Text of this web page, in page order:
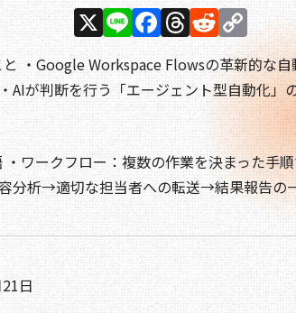
X Li
n
e
F
a
c
e
o
o
k
T
h
re
a
s
R
e
d
di
C
o
p
y
Li
n
k
・Google Workspace Flowsの革新的な
AIが判断を行う「エージェント型自動化」
・ワークフロー：複数の作業を決まった手
分析→適切な担当者への転送→結果報告の
日